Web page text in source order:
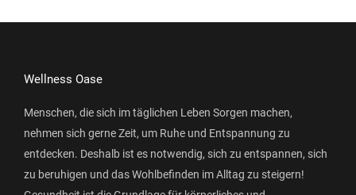
Wellness Oase
Menschen, die sich im täglichen Leben Sorgen machen,
nehmen sich gerne Zeit, um Ruhe und Entspannung zu
entdecken. Deshalb ist es notwendig, sich zu entspannen, sich
zu beruhigen und das Wohlbefinden im Alltag zu steigern!